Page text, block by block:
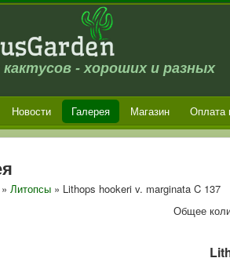
- хороших и разных
Новости Галерея Магазин Оплата
»Литопсы » Lithops hookeri v. marginata C 137
Общее